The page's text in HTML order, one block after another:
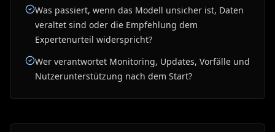
Was passiert, wenn das Modell unsicher ist, Daten
veraltet sind oder die Empfehlung dem
Expertenurteil widerspricht?
Wer verantwortet Monitoring, Updates, Vorfälle und
Nutzerunterstützung nach dem Start?